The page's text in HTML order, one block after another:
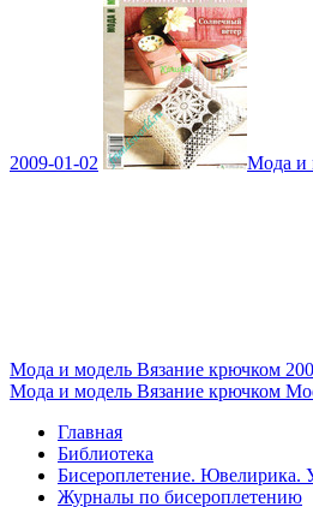
2009-01-02 Мода и
Мода и модель Вязание крючком
Мода и модель Вязание крючком
Главная
Библиотека
Бисероплетение. Ювелирика.
Журналы по бисероплетению